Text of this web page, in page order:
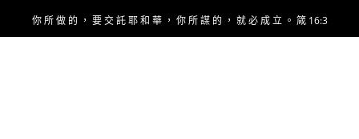
你 所 做 的 ， 要 交 託 耶 和 華 ， 你 所 謀 的 ， 就 必 成 立 。 箴 16:3